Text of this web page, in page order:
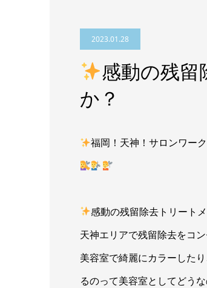
2023.01.28
感動の残
か？
福岡！天神！サロンワー
感動の残留除去トリート
天神エリアで残留除去をコ
美容室で綺麗にカラーした
るのって美容室としてどう